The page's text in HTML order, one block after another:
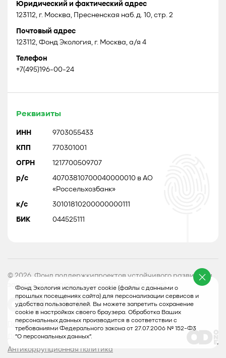
Фонд Экология использует cookie (файлы с данными о
прошлых посещениях сайта) для персонализации сервисов и
удобства пользователей. Вы можете запретить сохранение
cookie в настройках своего браузера. Обработка Ваших
персональных данных производится в соответствии с
требованиями Федерального закона от 27.07.2006 № 152-Ф3
"О персональных данных".
Юридический и фактический адрес
123112, г. Москва, Пресненская наб. д. 10, стр. 2
Почтовый адрес
123112, Фонд Экология, г. Москва, а/я 4
Телефон
+7(495)196-00-24
Реквизиты
ИНН 9703055433
КПП 770301001
ОГРН 1217700509707
р/с
40703810700040000010 в АО
«Россельхозбанк»
к/с 30101810200000000111
БИК 044525111
© 2026, Фонд поддержкипроектов устойчивого развития и
защиты окружающей среды (Фонд Экология)
Политика конфеденциальности
Договор оферты
Антикоррупционная политика